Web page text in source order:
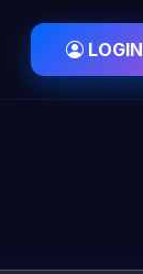
LOGIN